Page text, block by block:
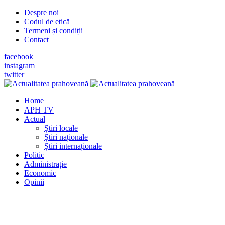
Despre noi
Codul de etică
Termeni și condiții
Contact
facebook
instagram
twitter
Home
APH TV
Actual
Știri locale
Știri naționale
Știri internaționale
Politic
Administrație
Economic
Opinii